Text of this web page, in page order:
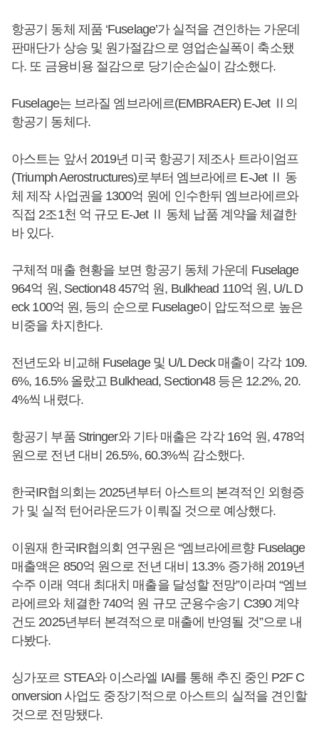
항공기 동체 제품 ‘Fuselage’가 실적을 견인하는 가운데
판매단가 상승 및 원가절감으로 영업손실폭이 축소됐
다. 또 금융비용 절감으로 당기순손실이 감소했다.
Fuselage는 브라질 엠브라에르(EMBRAER) E-Jet Ⅱ의
항공기 동체다.
아스트는 앞서 2019년 미국 항공기 제조사 트라이엄프
(Triumph Aerostructures)로부터 엠브라에르 E-Jet Ⅱ 동
체 제작 사업권을 1300억 원에 인수한뒤 엠브라에르와
직접 2조1천 억 규모 E-Jet Ⅱ 동체 납품 계약을 체결한
바 있다.
구체적 매출 현황을 보면 항공기 동체 가운데 Fuselage
964억 원, Section48 457억 원, Bulkhead 110억 원, U/L D
eck 100억 원, 등의 순으로 Fuselage이 압도적으로 높은
비중을 차지한다.
전년도와 비교해 Fuselage 및 U/L Deck 매출이 각각 109.
6%, 16.5% 올랐고 Bulkhead, Section48 등은 12.2%, 20.
4%씩 내렸다.
항공기 부품 Stringer와 기타 매출은 각각 16억 원, 478억
원으로 전년 대비 26.5%, 60.3%씩 감소했다.
한국IR협의회는 2025년부터 아스트의 본격적인 외형증
가 및 실적 턴어라운드가 이뤄질 것으로 예상했다.
이원재 한국IR협의회 연구원은 “엠브라에르향 Fuselage
매출액은 850억 원으로 전년 대비 13.3% 증가해 2019년
수주 이래 역대 최대치 매출을 달성할 전망”이라며 “엠브
라에르와 체결한 740억 원 규모 군용수송기 C390 계약
건도 2025년부터 본격적으로 매출에 반영될 것”으로 내
다봤다.
싱가포르 STEA와 이스라엘 IAI를 통해 추진 중인 P2F C
onversion 사업도 중장기적으로 아스트의 실적을 견인할
것으로 전망됐다.